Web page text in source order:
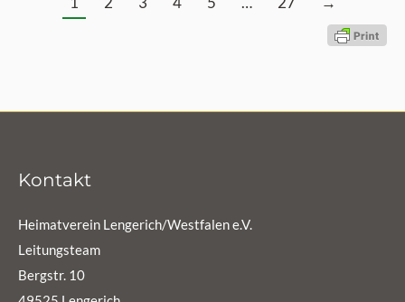
Kontakt
Heimatverein Lengerich/Westfalen e.V.
Leitungsteam
Bergstr. 10